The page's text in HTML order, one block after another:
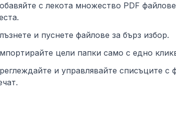
с лекота множество PDF
и пуснете файлове за бърз избор.
цели папки само с едно
и управлявайте списъците с